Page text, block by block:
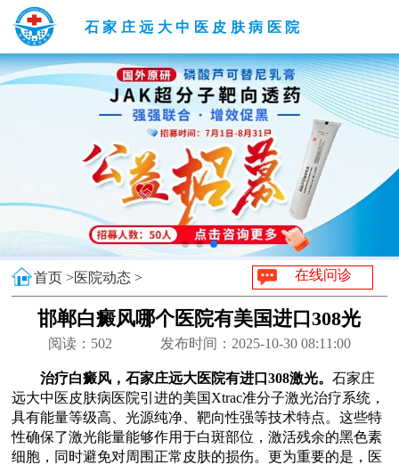
石家庄远大中医皮肤病医院
首页 >医院动态 > 在线问诊
邯郸白癜风哪个医院有美国进口308光
阅读： 502 发布时间：2025-10-30 08:11:00
治疗白癜风，石家庄远大医院有进口308激光。石家庄
远大中医皮肤病医院引进的美国Xtrac准分子激光治疗系统，
具有能量等级高、光源纯净、靶向性强等技术特点。这些特
性确保了激光能量能够作用于白斑部位，激活残余的黑色素
细胞，同时避免对周围正常皮肤的损伤。更为重要的是，医